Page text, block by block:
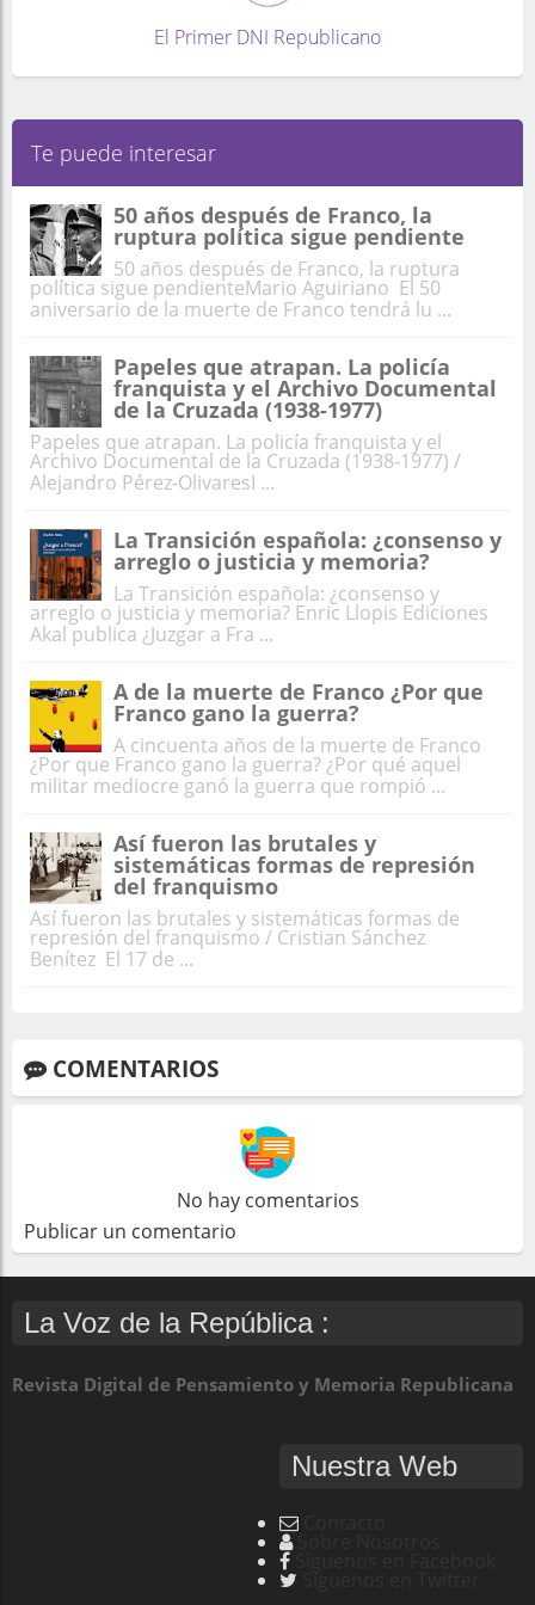
El Primer DNI Republicano
Te puede interesar
50 años después de Franco, la
ruptura política sigue pendiente
50 años después de Franco, la ruptura
política sigue pendienteMario Aguiriano El 50
aniversario de la muerte de Franco tendrá lu ...
Papeles que atrapan. La policía
franquista y el Archivo Documental
de la Cruzada (1938-1977)
Papeles que atrapan. La policía franquista y el
Archivo Documental de la Cruzada (1938-1977) /
Alejandro Pérez-OlivaresI ...
La Transición española: ¿consenso y
arreglo o justicia y memoria?
La Transición española: ¿consenso y
arreglo o justicia y memoria? Enric Llopis Ediciones
Akal publica ¿Juzgar a Fra ...
A de la muerte de Franco ¿Por que
Franco gano la guerra?
A cincuenta años de la muerte de Franco
¿Por que Franco gano la guerra? ¿Por qué aquel
militar mediocre ganó la guerra que rompió ...
Así fueron las brutales y
sistemáticas formas de represión
del franquismo
Así fueron las brutales y sistemáticas formas de
represión del franquismo / Cristian Sánchez
Benítez El 17 de ...
COMENTARIOS
No hay comentarios
Publicar un comentario
La Voz de la República :
Revista Digital de Pensamiento y Memoria Republicana
Nuestra Web